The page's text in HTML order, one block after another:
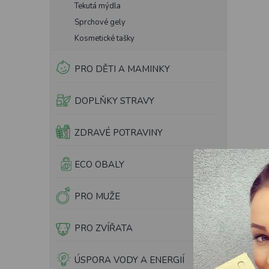
Tekutá mýdla
Sprchové gely
Kosmetické tašky
PRO DĚTI A MAMINKY
DOPLŇKY STRAVY
ZDRAVÉ POTRAVINY
ECO OBALY
PRO MUŽE
PRO ZVÍŘATA
ÚSPORA VODY A ENERGIÍ